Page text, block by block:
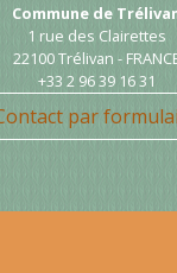
Commune de
1 rue des Clairettes
22100 Trélivan -
+33 2 96 39 16 31
par